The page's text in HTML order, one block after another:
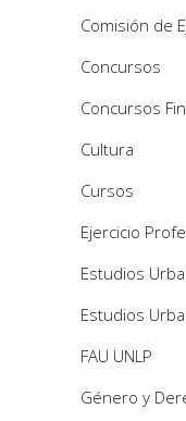
Comisión de
Concursos
Concursos
Cultura
Cursos
Ejercicio
Estudios
Estudios
FAU UNLP
Género y